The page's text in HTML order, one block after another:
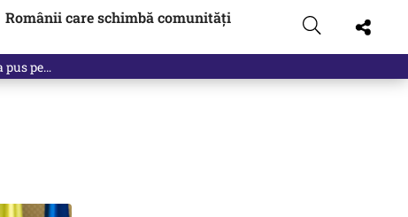
Românii care schimbă comunități
pus pe…